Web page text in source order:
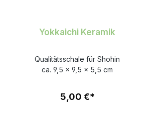
Yokkaichi Keramik
Qualitätsschale für Shohin
ca. 9,5 x 9,5 x 5,5 cm
5,00 €*